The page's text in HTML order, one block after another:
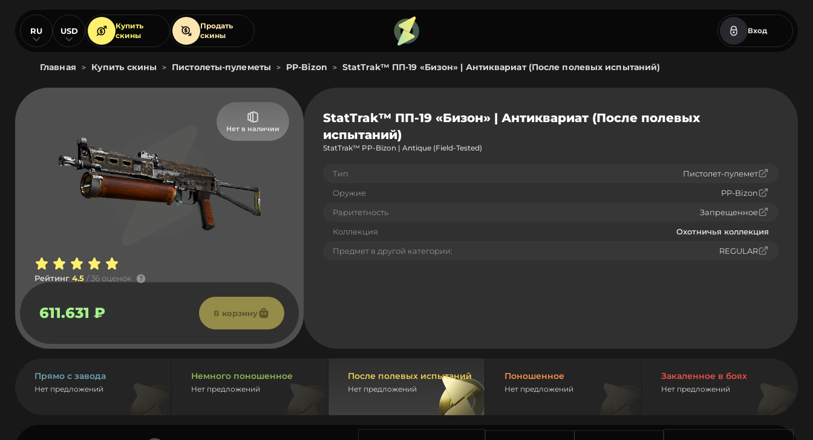
RU USD
Купить
скины
Продать
скины
Вход
Главная > Купить скины > Пистолеты-пулеметы > PP-Bizon > StatTrak™ ПП-19 «Бизон» | Антиквариат (После полевых испытаний)
Нет в наличии
Рейтинг 4.5 / 36 оценок
611.631 ₽ В корзину
StatTrak™ ПП-19 «Бизон» | Антиквариат (После полевых
испытаний)
StatTrak™ PP-Bizon | Antique (Field-Tested)
Тип
Пистолет-пулемет
Оружие
PP-Bizon
Раритетность
Запрещенное
Коллекция
Охотничья коллекция
Предмет в другой категории:
REGULAR
Прямо с завода
Нет предложений
Немного поношенное
Нет предложений
После полевых испытаний
Нет предложений
Поношенное
Нет предложений
Закаленное в боях
Нет предложений